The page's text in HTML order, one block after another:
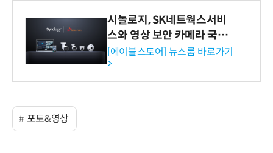
시놀로지, SK네트웍스서비
스와 영상 보안 카메라 국내
독점 판매 파트너십 체결
[에이블스토어] 뉴스룸 바로가기
>
포토&영상